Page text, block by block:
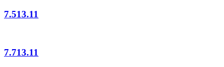
7.513.11
7.713.11